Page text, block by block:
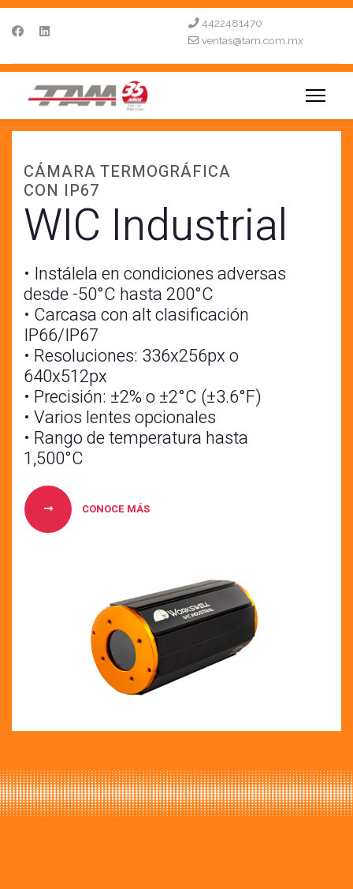
4422481470
ventas@tam.com.mx
CÁMARA TERMOGRÁFICA
CON IP67
WIC Industrial
• Instálela en condiciones adversas
desde -50°C hasta 200°C
• Carcasa con alt clasificación
IP66/IP67
• Resoluciones: 336x256px o
640x512px
• Precisión: ±2% o ±2°C (±3.6°F)
• Varios lentes opcionales
• Rango de temperatura hasta
1,500°C
CONOCE MÁS